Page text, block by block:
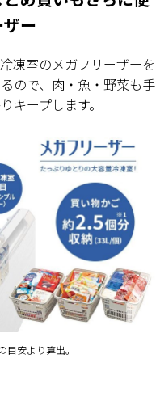
ー
凍室のメガフリーザーを
ので、肉・魚・野菜も手
キープします。
目安より算出。